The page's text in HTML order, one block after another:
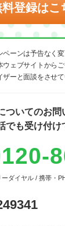
登録はこ
ーンは予告なく
ェブサイトから
ーと面談をさせて
ついてのお問
でも受け付け
ダイヤル / 携帯・